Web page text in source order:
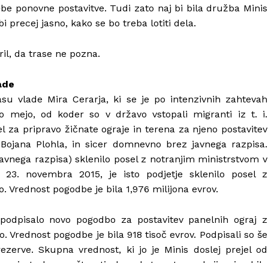
ponovne postavitve. Tudi zato naj bi bila družba Minis
precej jasno, kako se bo treba lotiti dela.
da trase ne pozna.
vlade Mira Cerarja, ki se je po intenzivnih zahtevah
mejo, od koder so v državo vstopali migranti iz t. i.
za pripravo žičnate ograje in terena za njeno postavitev
Plohla, in sicer domnevno brez javnega razpisa.
razpisa) sklenilo posel z notranjim ministrstvom v
novembra 2015, je isto podjetje sklenilo posel z
pogodbe je bila 1,976 milijona evrov.
novo pogodbo za postavitev panelnih ograj z
pogodbe je bila 918 tisoč evrov. Podpisali so še
Skupna vrednost, ki jo je Minis doslej prejel od